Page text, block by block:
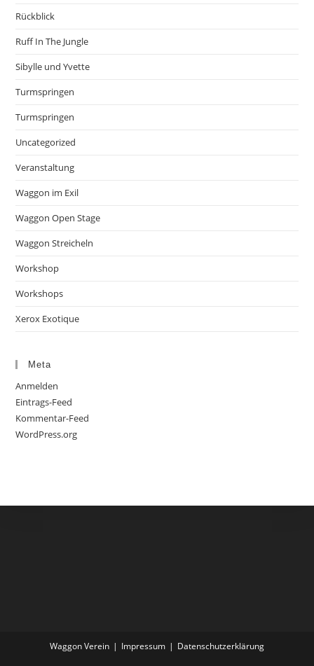
Rückblick
Ruff In The Jungle
Sibylle und Yvette
Turmspringen
Turmspringen
Uncategorized
Veranstaltung
Waggon im Exil
Waggon Open Stage
Waggon Streicheln
Workshop
Workshops
Xerox Exotique
Meta
Anmelden
Eintrags-Feed
Kommentar-Feed
WordPress.org
Waggon Verein Impressum Datenschutzerklärung